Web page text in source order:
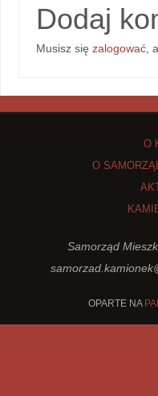
Dodaj
Musisz sięzalogować ,
O
O
Samorząd
OPARTE NA